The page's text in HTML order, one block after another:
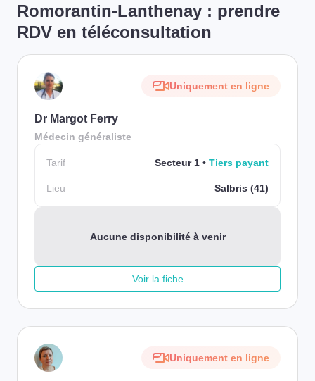
Romorantin-Lanthenay : prendre
RDV en téléconsultation
Uniquement en ligne
Dr Margot Ferry
Médecin généraliste
Tarif Secteur 1 Tiers payant
Lieu Salbris (41)
Aucune disponibilité à venir
Voir la fiche
Uniquement en ligne